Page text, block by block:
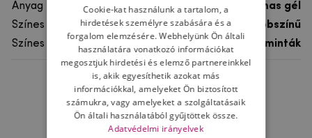
Anyag
szintetikus bőr, rugalmas gél
Színes
többszínű
Színes motívum
Egyéb minták
Ne felejtsd el
Cookie-kat használunk a tartalom, a
hirdetések személyre szabására és a
forgalom elemzésére. Webhelyünk Ön általi
használatára vonatkozó információkat
megosztjuk hirdetési és elemző partnereinkkel
is, akik egyesíthetik azokat más
információkkal, amelyeket Ön biztosított
számukra, vagy amelyeket a szolgáltatásaik
Ön általi használatából gyűjtöttek össze.
Adatvédelmi irányelvek